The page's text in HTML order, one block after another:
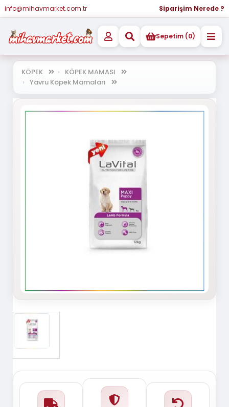
info@mihavmarket.com.tr Siparişim Nerede ?
Sepetim (0)
KÖPEK
KÖPEK MAMASI
Yavru Köpek Mamaları